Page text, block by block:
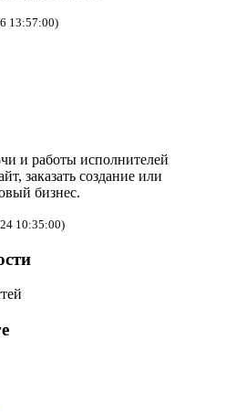
13:57:00)
и работы исполнителей
заказать создание или
бизнес.
10:35:00)